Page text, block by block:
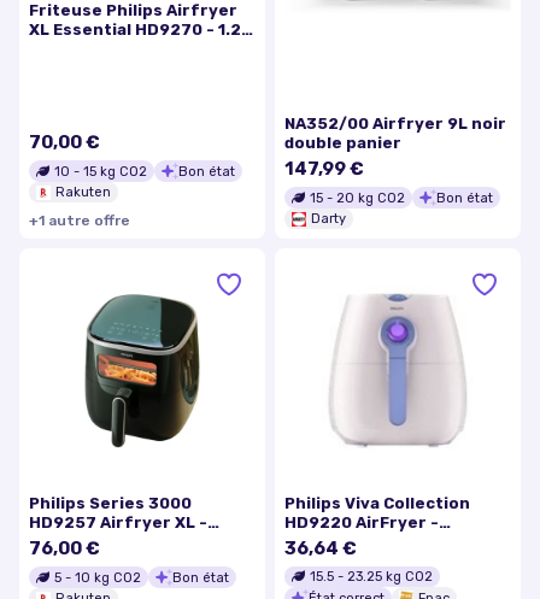
Friteuse Philips Airfryer
XL Essential HD9270 - 1.2
70,00 €
10 - 15 kg CO2
Bon état
Rakuten
+1 autre offre
NA352/00 Airfryer 9L noir
double panier
147,99 €
15 - 20 kg CO2
Bon état
Darty
Philips Series 3000
HD9257 Airfryer XL -
Friteuse avec peu d'huile -
5.6 litres - 1.7 kWatt - noir
76,00 €
5 - 10 kg CO2
Bon état
Philips Viva Collection
HD9220 AirFryer -
Friteuse - 2.2 litres - 1.4
kWatt - blanc/ lavande
36,64 €
15.5 - 23.25 kg CO2